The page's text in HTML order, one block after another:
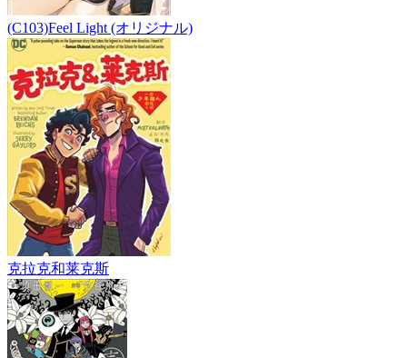
(C103)Feel Light (オリジナル)
克拉克和莱克斯